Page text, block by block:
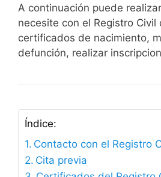
A continuación puede
necesite con el Registro
certificados de nacimiento,
defunción, realizar
Índice:
Contacto con el Registro
Cita previa